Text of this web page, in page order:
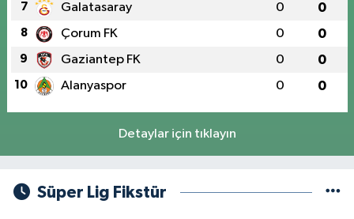
7 Galatasaray 0 0
8 Çorum FK 0 0
9 Gaziantep FK 0 0
10 Alanyaspor 0 0
Detaylar için tıklayın
Süper Lig Fikstür